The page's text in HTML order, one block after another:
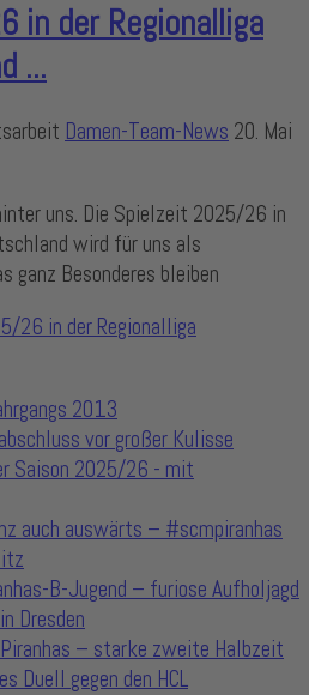
in der Regionalliga
...
Damen-Team-News 20. Mai
uns. Die Spielzeit 2025/26 in
wird für uns als
ganz Besonderes bleiben
26 in der Regionalliga
2013
vor großer Kulisse
Saison 2025/26 - mit
auch auswärts – #scmpiranhas
B-Jugend – furiose Aufholjagd
Dresden
– starke zweite Halbzeit
Duell gegen den HCL